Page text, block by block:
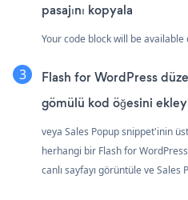
pasajını kopyala
Your code block will be
Flash for WordPress
gömülü kod öğesini
veya Sales Popup snippet'inin
herhangi bir Flash for
canlı sayfayı görüntüle ve Sales